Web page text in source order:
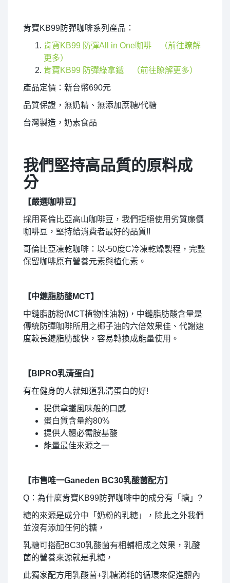
肯寶KB99防彈咖啡系列產品：
肯寶KB99 防彈All in One咖啡
（前往瞭解
更多）
肯寶KB99 防彈綠拿鐵
（前往瞭解更多）
產品定價：新台幣690元
品質保證，無奶精、無添加蔗糖/代糖
台灣製造，奶素食品
我們堅持高品質的原料成
分
【嚴選咖啡豆】
採用哥倫比亞高山咖啡豆，我們拒絕使用劣質廉價
咖啡豆，堅持給消費者最好的品質!!
哥倫比亞凍乾咖啡：以-50度C冷凍乾燥製程，完整
保留咖啡原有營養元素與植化素。
【中鏈脂肪酸MCT】
中鏈脂肪粉(MCT植物性油粉)，中鏈脂肪酸含量是
傳統防彈咖啡所用之椰子油的六倍效果佳、代謝速
度較長鏈脂肪酸快，容易轉換成能量使用。
【BIPRO乳清蛋白】
有在健身的人就知道乳清蛋白的好!
提供拿鐵風味般的口感
蛋白質含量約80%
提供人體必需胺基酸
能量最佳來源之一
【市售唯一Ganeden BC30乳酸菌配方】
Q：為什麼肯寶KB99防彈咖啡中的成分有「糖」?
糖的來源是成分中「奶粉的乳糖」，除此之外我們
並沒有添加任何的糖，
乳糖可搭配BC30乳酸菌有相輔相成之效果，乳酸
菌的營養來源就是乳糖，
此獨家配方用乳酸菌+乳糖消耗的循環來促進體內